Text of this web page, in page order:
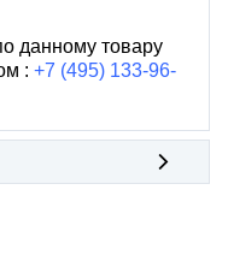
данному товару
: +7 (495) 133-96-